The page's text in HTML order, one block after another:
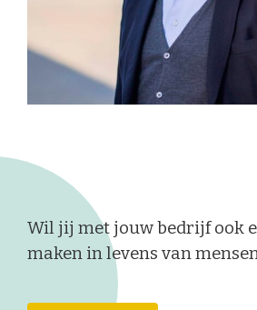
Wil jij met jouw bedrijf ook
maken in levens van